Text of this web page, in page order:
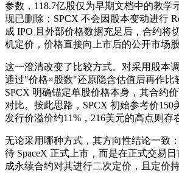
参数，118.7亿股仅为早期文档中的教学
现已删除；SPCX 不会因股本变动进行
成 IPO 且外部价格数据充足后，合约将
机定价，价格直接向上市后的公开市场股
这一澄清改变了比较方式。对采用股本
通过"价格×股数"还原隐含估值后再作比
SPCX 明确锚定单股价格本身，其合约
对比。按此思路，SPCX 初始参考价150
发行价溢价约11%，216美元的高点则存
无论采用哪种方式，其方向性结论一致
待 SpaceX 正式上市，而是在正式交易日
成永续合约对其进行二次定价，且定价